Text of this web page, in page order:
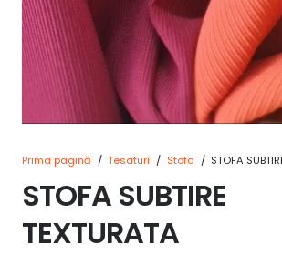
Prima pagină / Tesaturi / Stofa / STOFA
STOFA SUBTIRE
TEXTURATA